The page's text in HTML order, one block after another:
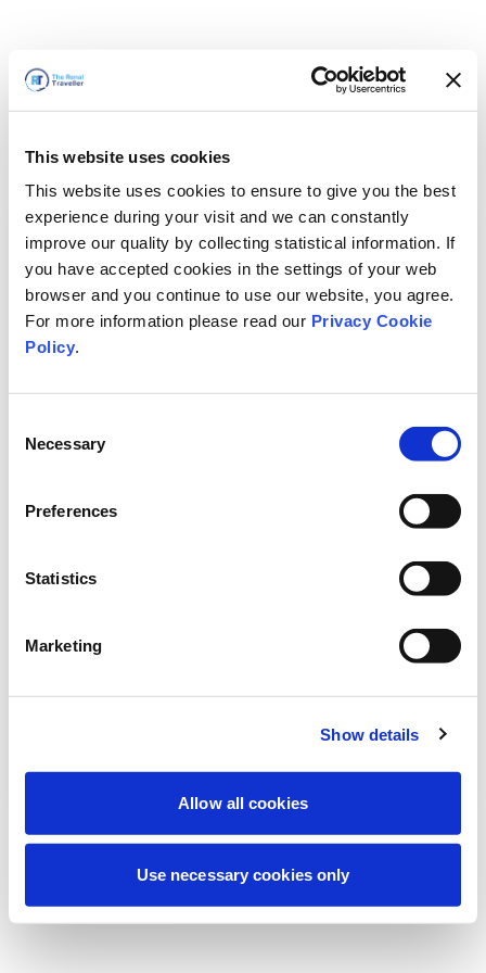
This website uses cookies
This website uses cookies to ensure to give you the best
experience during your visit and we can constantly
improve our quality by collecting statistical information. If
you have accepted cookies in the settings of your web
browser and you continue to use our website, you agree.
For more information please read our Privacy Cookie
Policy.
Selection
Necessary
Preferences
Statistics
Marketing
Show details
Allow all cookies
Use necessary cookies only
Deneyiminizi iyileştirmek için şu anda
planlanmış bakım yapıyoruz. Merak
etmeyin, kısa süre içinde tekrar çevrimiçi